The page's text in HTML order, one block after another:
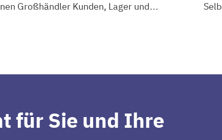
Großhändler Kunden, Lager und
für Sie und Ihre